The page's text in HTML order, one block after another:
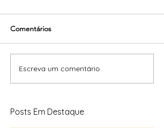
Comentários
Escreva um comentário
Posts Em Destaque